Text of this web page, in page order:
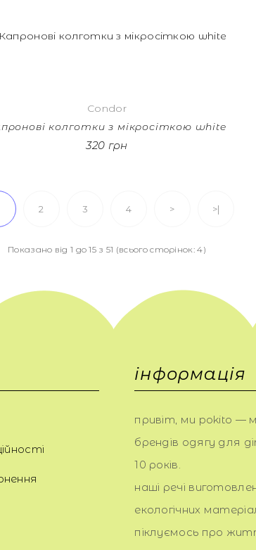
Condor
колготки з мікросіткою white
320 грн
2 3 4 > >|
Показано від 1 до 15 з 51 (всього сторінок: 4)
інформація
привіт, ми pokito —
брендів одягу для
10 років.
наші речі
екологічних
піклуємось про